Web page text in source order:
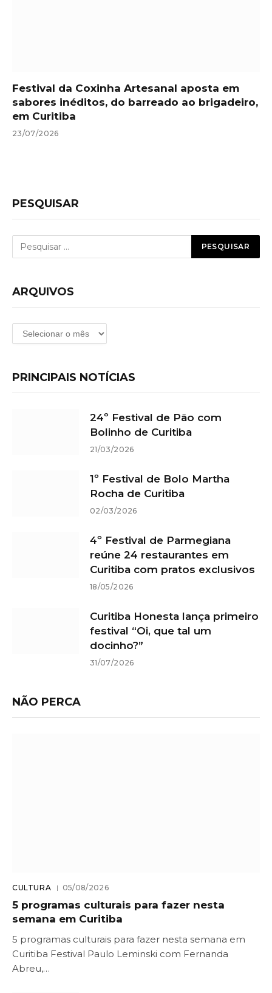
Festival da Coxinha Artesanal aposta em
sabores inéditos, do barreado ao brigadeiro,
em Curitiba
23/07/2026
PESQUISAR
ARQUIVOS
Arquivos
PRINCIPAIS NOTÍCIAS
24º Festival de Pão com
Bolinho de Curitiba
21/03/2026
1º Festival de Bolo Martha
Rocha de Curitiba
02/03/2026
4º Festival de Parmegiana
reúne 24 restaurantes em
Curitiba com pratos exclusivos
18/05/2026
Curitiba Honesta lança primeiro
festival “Oi, que tal um
docinho?”
31/07/2026
NÃO PERCA
CULTURA 05/08/2026
5 programas culturais para fazer nesta
semana em Curitiba
5 programas culturais para fazer nesta semana em
Curitiba Festival Paulo Leminski com Fernanda
Abreu,…